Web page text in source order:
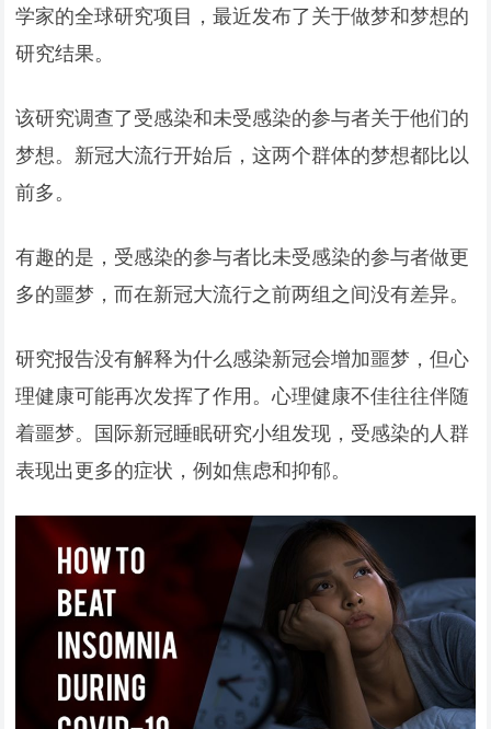
学家的全球研究项目，最近发布了关于做梦和梦想的
研究结果。
该研究调查了受感染和未受感染的参与者关于他们的
梦想。新冠大流行开始后，这两个群体的梦想都比以
前多。
有趣的是，受感染的参与者比未受感染的参与者做更
多的噩梦，而在新冠大流行之前两组之间没有差异。
研究报告没有解释为什么感染新冠会增加噩梦，但心
理健康可能再次发挥了作用。心理健康不佳往往伴随
着噩梦。国际新冠睡眠研究小组发现，受感染的人群
表现出更多的症状，例如焦虑和抑郁。